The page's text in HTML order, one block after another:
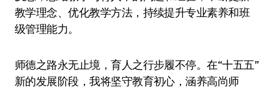
教学理念、优化教学方法，持续提升专业素养和班
级管理能力。
师德之路永无止境，育人之行步履不停。在“十五五”
新的发展阶段，我将坚守教育初心，涵养高尚师